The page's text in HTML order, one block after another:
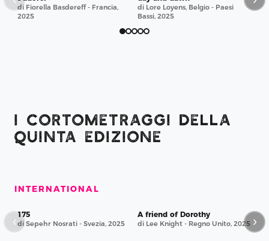
di Fiorella Basdereff - Francia,
2025
di Lore Loyens, Belgio - Paesi
Bassi, 2025
I CORTOMETRAGGI DELLA
QUINTA EDIZIONE
INTERNATIONAL
175
di Sepehr Nosrati - Svezia, 2025
A friend of Dorothy
di Lee Knight - Regno Unito, 2025
A
di
‹ ›